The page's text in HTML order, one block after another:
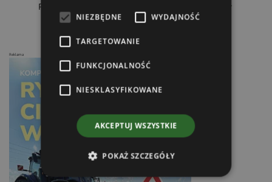
Polska technologia Globtrak dla Rolnictwa 4.0
Reklama
NIEZBĘDNE WYDAJNOŚĆ
TARGETOWANIE
FUNKCJONALNOŚĆ
NIESKLASYFIKOWANE
AKCEPTUJ WSZYSTKIE
POKAŻ SZCZEGÓŁY